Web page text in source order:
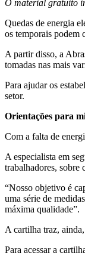
O material gratuito
Quedas de energia
os temporais podem
A partir disso, a
tomadas nas mais
Para ajudar os
setor.
Orientações para
Com a falta de
A especialista em
trabalhadores, sobre
“Nosso objetivo é
uma série de
máxima qualidade”.
A cartilha traz,
Para acessar a